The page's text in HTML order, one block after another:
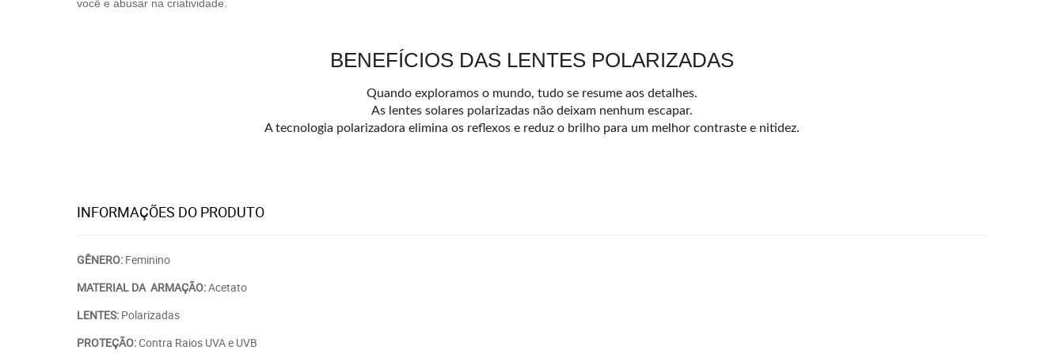
você e abusar na criatividade.
BENEFÍCIOS DAS LENTES POLARIZADAS
Quando exploramos o mundo, tudo se resume aos detalhes.
As lentes solares polarizadas não deixam nenhum escapar.
A tecnologia polarizadora elimina os reflexos e reduz o brilho para um melhor contraste e nitidez.
INFORMAÇÕES DO PRODUTO
GÊNERO: Feminino
MATERIAL DA ARMAÇÃO:Acetato
LENTES: Polarizadas
PROTEÇÃO:Contra Raios UVA e UVB